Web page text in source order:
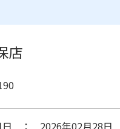
店
2026年02月28日